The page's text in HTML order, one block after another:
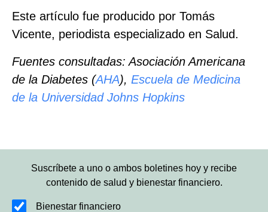
Este artículo fue producido por Tomás
Vicente, periodista especializado en Salud.
Fuentes consultadas: Asociación Americana
de la Diabetes (AHA), Escuela de Medicina
de la Universidad Johns Hopkins
Suscríbete a uno o ambos boletines hoy y recibe
contenido de salud y bienestar financiero.
Bienestar financiero